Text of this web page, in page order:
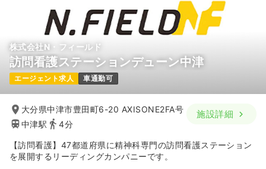
株式会社N・フィールド
訪問看護ステーションデューン中津
エージェント求人 車通勤可
大分県中津市豊田町6-20 AXISONE2FA号
中津駅
4分
施設詳細
【訪問看護】47都道府県に精神科専門の訪問看護ステーション
を展開するリーディングカンパニーです。